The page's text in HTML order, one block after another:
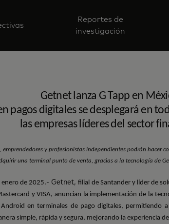
Reportes de
investigación
Getnet lanza G Tapp en
pagos digitales se desplegará en
las empresas líderes del sector
emprendedores y profesionistas independientes podrán hacer
una terminal punto de venta, gracias a la tecnología de
de 2025.- Getnet,filial de Santander y líder de
y VISA, anuncian la implementación de la
en terminales de pago digitales, permitiendo
simple, rápida y segura, mejorando la experiencia